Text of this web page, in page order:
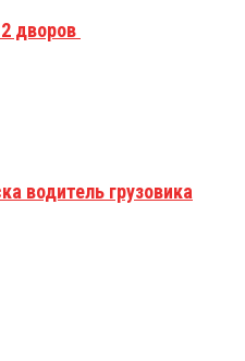
дворов
водитель грузовика